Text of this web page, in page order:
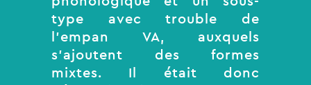
type avec trouble de
l’empan VA, auxquels
s’ajoutent des formes
mixtes. Il était donc